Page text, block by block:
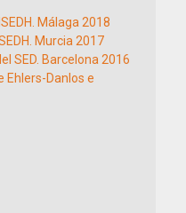
Málaga 2018
Murcia 2017
SED. Barcelona 2016
Ehlers-Danlos e